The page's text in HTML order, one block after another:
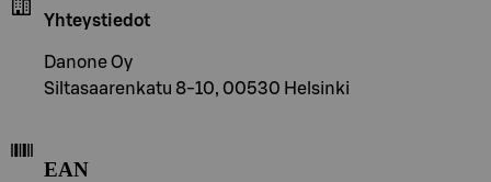
Yhteystiedot
Danone Oy
Siltasaarenkatu 8-10, 00530 Helsinki
EAN